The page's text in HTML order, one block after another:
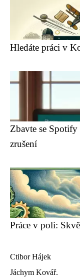
Hledáte práci v
Zbavte se
zrušení
Práce v poli:
Ctibor Hájek
Jáchym Kovář.